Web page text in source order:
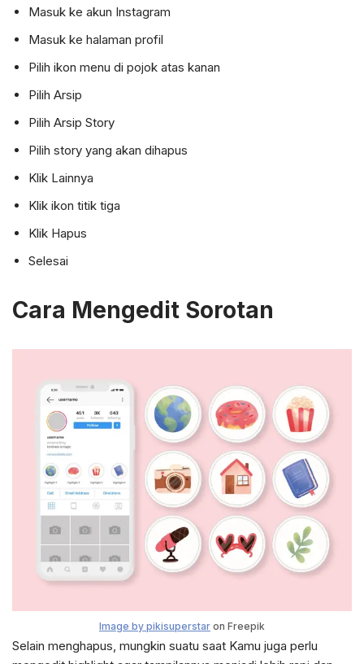
Masuk ke akun Instagram
Masuk ke halaman profil
Pilih ikon menu di pojok atas kanan
Pilih Arsip
Pilih Arsip Story
Pilih story yang akan dihapus
Klik Lainnya
Klik ikon titik tiga
Klik Hapus
Selesai
Cara Mengedit Sorotan
Image by pikisuperstar on Freepik
Selain menghapus, mungkin suatu saat Kamu juga perlu